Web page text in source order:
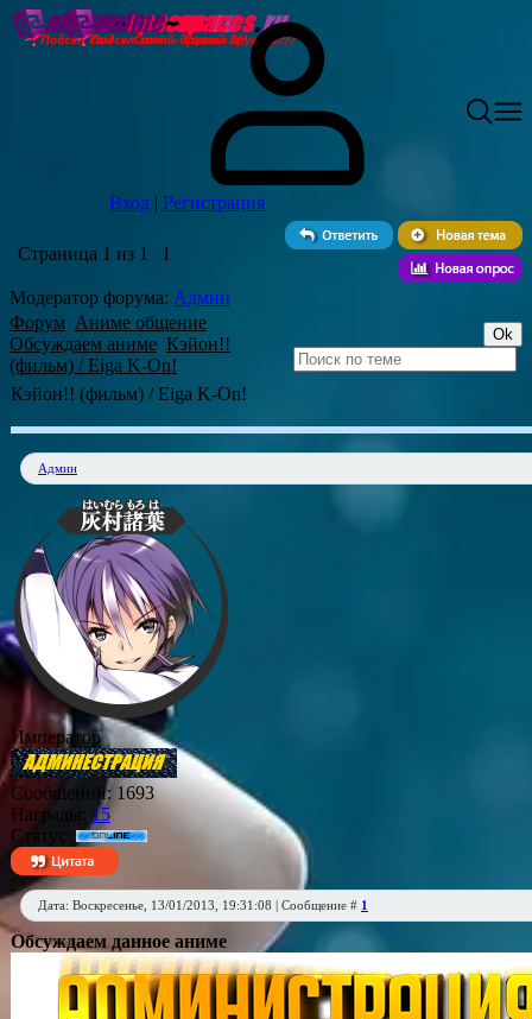
Вход | Регистрация
Страница 1 из 1 1
Модератор форума: Админ
Форум Аниме общение
Обсуждаем аниме Кэйон!!
(фильм) / Eiga K-On!
Кэйон!! (фильм) / Eiga K-On!
Админ
Император
Сообщений: 1693
Награды: 15
Статус:
Дата: Воскресенье, 13/01/2013, 19:31:08 | Сообщение # 1
Обсуждаем данное аниме